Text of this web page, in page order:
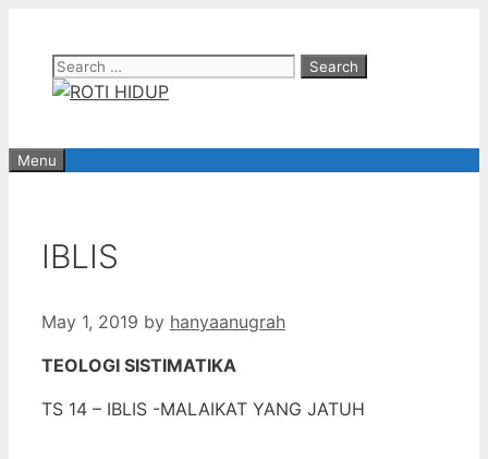
contentSearch
for:
Menu
IBLIS
May 1, 2019 by hanyaanugrah
TEOLOGI SISTIMATIKA
TS 14 – IBLIS -MALAIKAT YANG JATUH